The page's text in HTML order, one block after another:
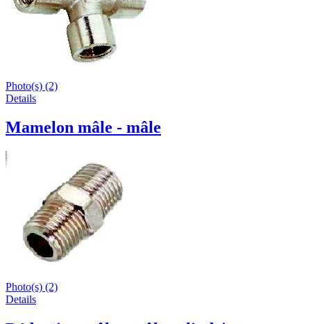
Photo(s) (2)
Details
Mamelon mâle - mâle
Photo(s) (2)
Details